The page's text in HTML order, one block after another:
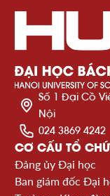
Số 1 Đại Cồ
Nội
024 3869 4242
CƠ CẤU TỔ
Đảng ủy Đại học
Ban giám đốc Đại